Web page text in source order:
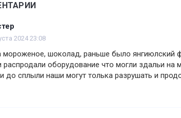
2024 23:08
мороженое, шоколад, раньше было янгиюлский
распродали оборудование что могли здальи на
до сплыли наши могут толька разрушать и